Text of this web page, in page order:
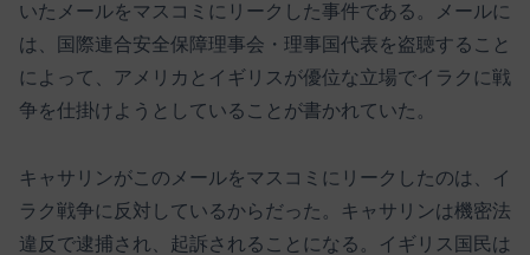
いたメールをマスコミにリークした事件である。メールに
は、国際連合安全保障理事会・理事国代表を盗聴すること
によって、アメリカとイギリスが優位な立場でイラクに戦
争を仕掛けようとしていることが書かれていた。
キャサリンがこのメールをマスコミにリークしたのは、イ
ラク戦争に反対しているからだった。キャサリンは機密法
違反で逮捕され、起訴されることになる。イギリス国民は